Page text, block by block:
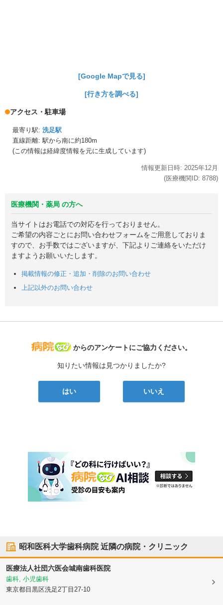
[Google Mapで見る]
[行き方を調べる]
アクセス・駐車場
最寄り駅: 洗足駅
直線距離: 駅から南に約180m
(この情報は経緯度情報を元に生成しています)
情報更新日時: 2025年12月
(医療機関ID: 8788)
医療機関・薬局 の方へ
当サイトはお電話での対応を行っておりません。
ご希望の内容ごとにお問い合わせフォームをご用意しておりま
すので、お手数ではございますが、下記よりご連絡をいただけ
ますようお願いいたします。
掲載情報の修正・追加・削除のお問い合わせ
上記以外のお問い合わせ
病院なび
からのアンケートにご協力ください。
知りたい情報は見つかりましたか?
はい いいえ
昭和医科大学歯科病院近隣の病院・クリニック
医療法人社団六医会城南歯科医院
歯科, 小児歯科
東京都目黒区洗足2丁目27-10